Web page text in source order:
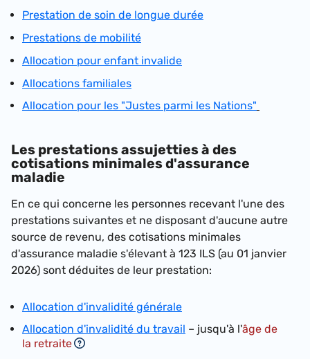
Prestation de soin de longue durée
Prestations de mobilité
Allocation pour enfant invalide
Allocations familiales
Allocation pour les "Justes parmi les Nations"
Les prestations assujetties à des
cotisations minimales d'assurance
maladie
En ce qui concerne les personnes recevant l'une des
prestations suivantes et ne disposant d'aucune autre
source de revenu, des cotisations minimales
d'assurance maladie s'élevant à 123 ILS (au 01 janvier
2026) sont déduites de leur prestation:
Allocation d'invalidité générale
Allocation d'invalidité du travail – jusqu'à l'âge de
la retraite